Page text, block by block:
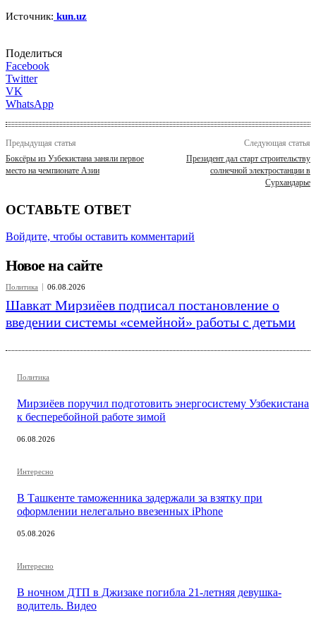
Источник: kun.uz
Поделиться
Facebook
Twitter
VK
WhatsApp
Предыдущая статья
Боксёры из Узбекистана заняли первое
место на чемпионате Азии
Следующая статья
Президент дал старт строительству
солнечной электростанции в
Сурхандарье
ОСТАВЬТЕ ОТВЕТ
Войдите, чтобы оставить комментарий
Новое на сайте
Политика 06.08.2026
Шавкат Мирзиёев подписал постановление о
введении системы «семейной» работы с детьми
Политика
Мирзиёев поручил подготовить энергосистему Узбекистана
к бесперебойной работе зимой
06.08.2026
Интересно
В Ташкенте таможенника задержали за взятку при
оформлении нелегально ввезенных iPhone
05.08.2026
Интересно
В ночном ДТП в Джизаке погибла 21-летняя девушка-
водитель. Видео